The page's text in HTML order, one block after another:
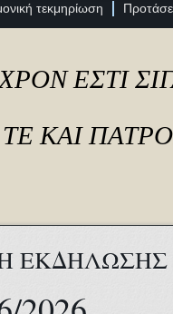
τεκμηρίωση
ΕΣΤΙ
ΚΑΙ
ΕΚΔΗΛΩΣΗΣ